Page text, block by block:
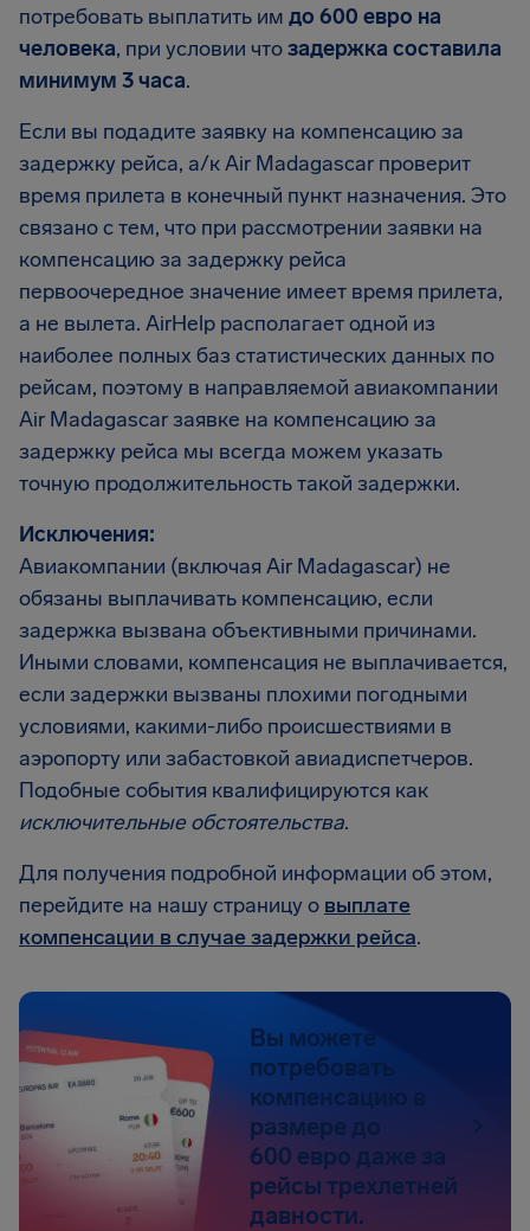
потребовать выплатить им до 600 евро на
человека, при условии чтозадержка составила
минимум 3 часа.
Если вы подадите заявку на компенсацию за
задержку рейса, а/к Air Madagascar проверит
время прилета в конечный пункт назначения. Это
связано с тем, что при рассмотрении заявки на
компенсацию за задержку рейса
первоочередное значение имеет время прилета,
а не вылета. AirHelp располагает одной из
наиболее полных баз статистических данных по
рейсам, поэтому в направляемой авиакомпании
Air Madagascar заявке на компенсацию за
задержку рейса мы всегда можем указать
точную продолжительность такой задержки.
Исключения:
Авиакомпании (включая Air Madagascar) не
обязаны выплачивать компенсацию, если
задержка вызвана объективными причинами.
Иными словами, компенсация не выплачивается,
если задержки вызваны плохими погодными
условиями, какими-либо происшествиями в
аэропорту или забастовкой авиадиспетчеров.
Подобные события квалифицируются как
исключительные обстоятельства.
Для получения подробной информации об этом,
перейдите на нашу страницу о выплате
компенсации в случае задержки рейса.
Вы можете
потребовать
компенсацию в
размере до
600 евро даже за
рейсы трехлетней
давности.